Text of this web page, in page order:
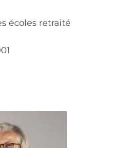
écoles retraité